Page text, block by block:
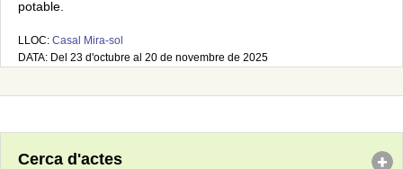
potable.
LLOC: Casal Mira-sol
DATA: Del 23 d'octubre al 20 de novembre de 2025
Cerca d'actes